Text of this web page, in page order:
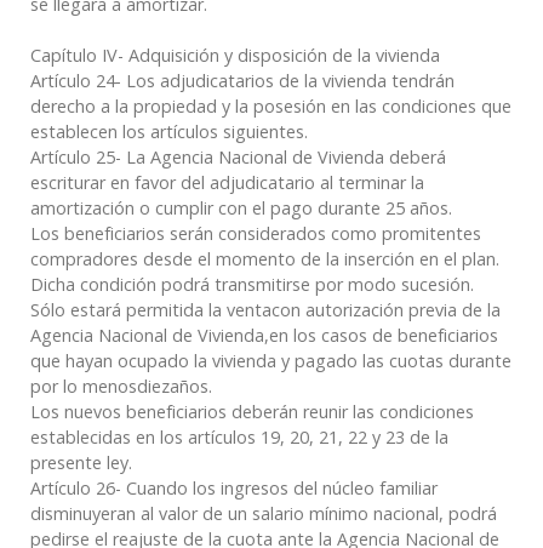
Capítulo IV- Adquisición y disposición de la vivienda
Artículo 24- Los adjudicatarios de la vivienda tendrán
derecho a la propiedad y la posesión en las condiciones que
establecen los artículos siguientes.
Artículo 25- La Agencia Nacional de Vivienda deberá
escriturar en favor del adjudicatario al terminar la
amortización o cumplir con el pago durante 25 años.
Los beneficiarios serán considerados como promitentes
compradores desde el momento de la inserción en el plan.
Dicha condición podrá transmitirse por modo sucesión.
Sólo estará permitida la ventacon autorización previa de la
Agencia Nacional de Vivienda,en los casos de beneficiarios
que hayan ocupado la vivienda y pagado las cuotas durante
por lo menosdiezaños.
Los nuevos beneficiarios deberán reunir las condiciones
establecidas en los artículos 19, 20, 21, 22 y 23 de la
presente ley.
Artículo 26- Cuando los ingresos del núcleo familiar
disminuyeran al valor de un salario mínimo nacional, podrá
pedirse el reajuste de la cuota ante la Agencia Nacional de